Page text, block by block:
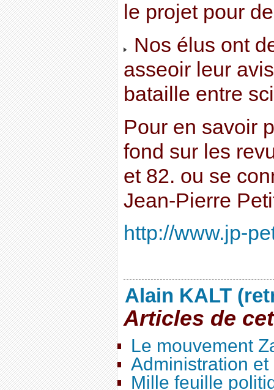
le projet pour
Nos élus ont
asseoir leur
bataille entre
Pour en savoir
fond sur les
et 82. ou se
Jean-Pierre
http://www.jp-
Alain KALT
Articles de
Le mouvement
Administration
Mille feuille